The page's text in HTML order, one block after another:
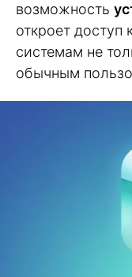
возможность
откроет
системам не
обычным